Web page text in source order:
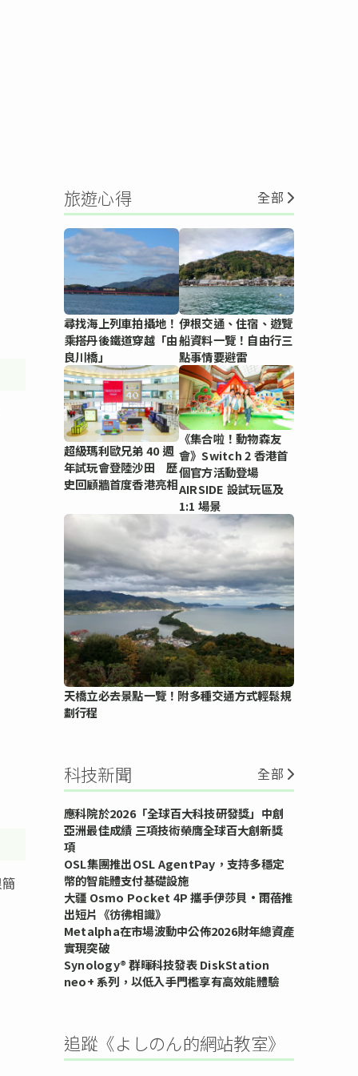
旅遊心得 全部
尋找海上列車拍攝地！
乘搭丹後鐵道穿越「由
良川橋」
伊根交通、住宿、遊覽
船資料一覽！自由行三
點事情要避雷
超級瑪利歐兄弟 40 週
年試玩會登陸沙田 歷
史回顧牆首度香港亮相
《集合啦！動物森友
會》Switch 2 香港首
個官方活動登場
AIRSIDE 設試玩區及
1:1 場景
天橋立必去景點一覽！附多種交通方式輕鬆規
劃行程
科技新聞 全部
應科院於2026「全球百大科技研發獎」中創
亞洲最佳成績 三項技術榮膺全球百大創新獎
項
OSL集團推出OSL AgentPay，支持多穩定
幣的智能體支付基礎設施
大疆 Osmo Pocket 4P 攜手伊莎貝•雨蓓推
出短片《彷彿相識》
Metalpha在市場波動中公佈2026財年總資產
實現突破
Synology® 群暉科技發表 DiskStation
neo+ 系列，以低入手門檻享有高效能體驗
追蹤《よしのん的網站教室》